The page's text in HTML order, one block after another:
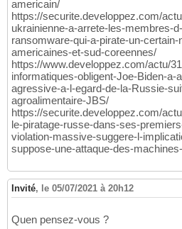
americain/
https://securite.developpez.com/
ukrainienne-a-arrete-les-membres-
ransomware-qui-a-pirate-un-
americaines-et-sud-coreennes/
https://www.developpez.com/actu/
informatiques-obligent-Joe-Biden-a-
agressive-a-l-egard-de-la-Russie-
agroalimentaire-JBS/
https://securite.developpez.com/
le-piratage-russe-dans-ses-
violation-massive-suggere-l-
suppose-une-attaque-des-
Invité, le 05/07/2021 à 20h12
Quen pensez-vous ?